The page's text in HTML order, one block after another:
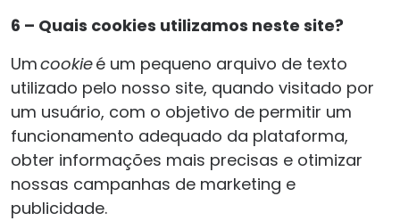
6 – Quais cookies utilizamos neste site?
Umcookieé um pequeno arquivo de texto
utilizado pelo nosso site, quando visitado por
um usuário, com o objetivo de permitir um
funcionamento adequado da plataforma,
obter informações mais precisas e otimizar
nossas campanhas de marketing e
publicidade.